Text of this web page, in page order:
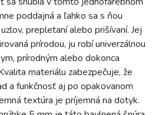
poddajná a ľahko sa s ňou
prepletaní alebo prišívaní. Jej
prírodou, ju robí univerzálnou
prírodným alebo dokonca
materiálu zabezpečuje, že
a funkčnosť aj po opakovanom
textúra je príjemná na dotyk.